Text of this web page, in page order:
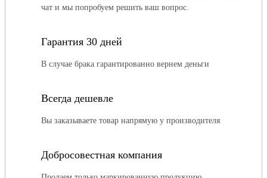
чат и мы попробуем решить ваш вопрос.
Гарантия 30 дней
В случае брака гарантированно вернем деньги
Всегда дешевле
Вы заказываете товар напрямую у производителя
Добросовестная компания